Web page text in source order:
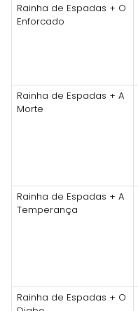
Rainha de Espadas + O
Enforcado
Rainha de Espadas + A
Morte
Rainha de Espadas + A
Temperança
Rainha de Espadas + O